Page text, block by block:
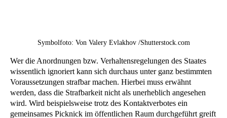
Symbolfoto: Von Valery Evlakhov /Shutterstock.com
Wer die Anordnungen bzw. Verhaltensregelungen des Staates
wissentlich ignoriert kann sich durchaus unter ganz bestimmten
Voraussetzungen strafbar machen. Hierbei muss erwähnt
werden, dass die Strafbarkeit nicht als unerheblich angesehen
wird. Wird beispielsweise trotz des Kontaktverbotes ein
gemeinsames Picknick im öffentlichen Raum durchgeführt greift